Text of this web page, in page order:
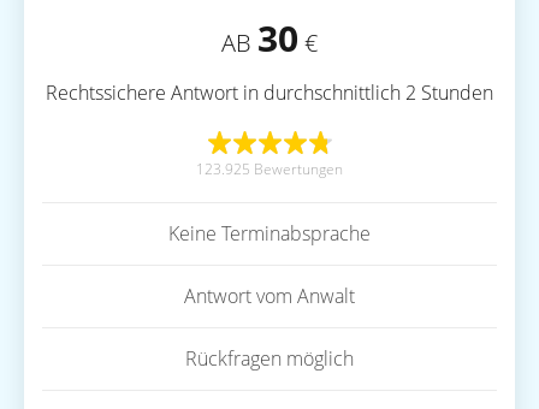
AB 30 €
Rechtssichere Antwort in durchschnittlich 2 Stunden
123.925 Bewertungen
Keine Terminabsprache
Antwort vom Anwalt
Rückfragen möglich